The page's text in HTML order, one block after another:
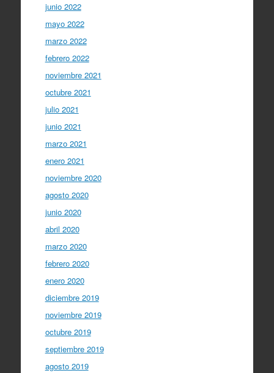
junio 2022
mayo 2022
marzo 2022
febrero 2022
noviembre 2021
octubre 2021
julio 2021
junio 2021
marzo 2021
enero 2021
noviembre 2020
agosto 2020
junio 2020
abril 2020
marzo 2020
febrero 2020
enero 2020
diciembre 2019
noviembre 2019
octubre 2019
septiembre 2019
agosto 2019